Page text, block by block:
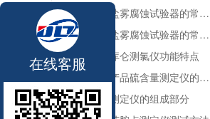
防锈油脂盐雾腐蚀试验器的常见故障与解决方法
防锈油脂盐雾腐蚀试验器的常见故障与解决方法
全自动微库仑测氯仪功能特点
深色石油产品硫含量测定仪的工作环境要求
油品色度测定仪的组成部分
在线客服